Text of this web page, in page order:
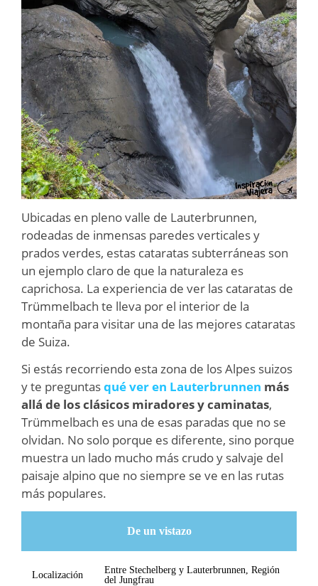
Ubicadas en pleno valle de Lauterbrunnen,
rodeadas de inmensas paredes verticales y
prados verdes, estas cataratas subterráneas son
un ejemplo claro de que la naturaleza es
caprichosa. La experiencia de ver las cataratas de
Trümmelbach te lleva por el interior de la
montaña para visitar una de las mejores cataratas
de Suiza.
Si estás recorriendo esta zona de los Alpes suizos
y te preguntasqué ver en Lauterbrunnen más
allá de los clásicos miradores y caminatas,
Trümmelbach es una de esas paradas que no se
olvidan. No solo porque es diferente, sino porque
muestra un lado mucho más crudo y salvaje del
paisaje alpino que no siempre se ve en las rutas
más populares.
De un vistazo
Localización
Entre Stechelberg y Lauterbrunnen, Región
del Jungfrau